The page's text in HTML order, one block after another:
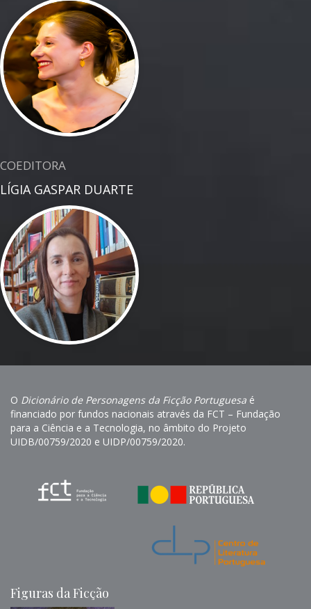
COEDITORA
LÍGIA GASPAR DUARTE
O Dicionário de Personagens da Ficção Portuguesa é
financiado por fundos nacionais através da FCT – Fundação
para a Ciência e a Tecnologia, no âmbito do Projeto
UIDB/00759/2020 e UIDP/00759/2020.
Figuras da Ficção